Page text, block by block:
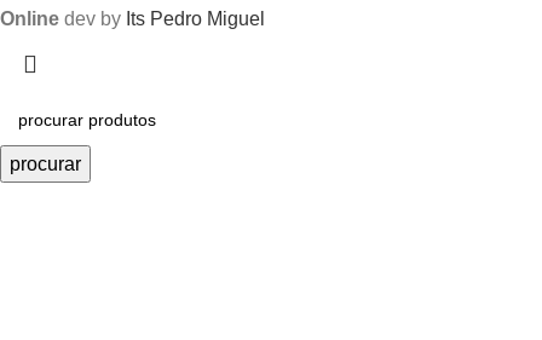
Online dev by Its Pedro Miguel
procurar